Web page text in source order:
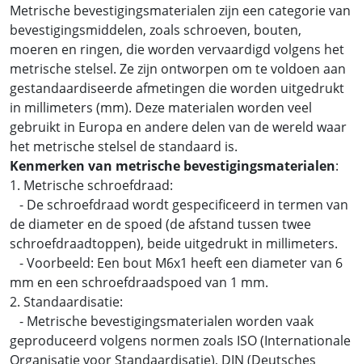
Metrische bevestigingsmaterialen zijn een categorie van
bevestigingsmiddelen, zoals schroeven, bouten,
moeren en ringen, die worden vervaardigd volgens het
metrische stelsel. Ze zijn ontworpen om te voldoen aan
gestandaardiseerde afmetingen die worden uitgedrukt
in millimeters (mm). Deze materialen worden veel
gebruikt in Europa en andere delen van de wereld waar
het metrische stelsel de standaard is.
Kenmerken van metrische bevestigingsmaterialen:
1. Metrische schroefdraad:
- De schroefdraad wordt gespecificeerd in termen van
de diameter en de spoed (de afstand tussen twee
schroefdraadtoppen), beide uitgedrukt in millimeters.
- Voorbeeld: Een bout M6x1 heeft een diameter van 6
mm en een schroefdraadspoed van 1 mm.
2. Standaardisatie:
- Metrische bevestigingsmaterialen worden vaak
geproduceerd volgens normen zoals ISO (Internationale
Organisatie voor Standaardisatie), DIN (Deutsches